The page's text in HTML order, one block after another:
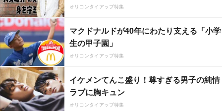
オリコンタイアップ特集
マクドナルドが40年にわたり支える「小学
生の甲子園」
オリコンタイアップ特集
イケメンてんこ盛り！尊すぎる男子の純情
ラブに胸キュン
オリコンタイアップ特集